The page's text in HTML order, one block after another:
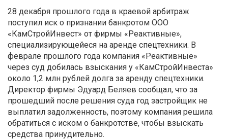
28 декабря прошлого года в краевой арбитраж
поступил иск о признании банкротом ООО
«КамСтройИнвест» от фирмы «Реактивные»,
специализирующейеся на аренде спецтехники. В
феврале прошлого года компания «Реактивные»
через суд добилась взыскания у «КамСтройИнвеста»
около 1,2 млн рублей долга за аренду спецтехники.
Директор фирмы Эдуард Беляев сообщал, что за
прошедший после решения суда год застройщик не
выплатил задолженность, поэтому компания решила
обратиться с иском о банкротстве, чтобы взыскать
средства принудительно.